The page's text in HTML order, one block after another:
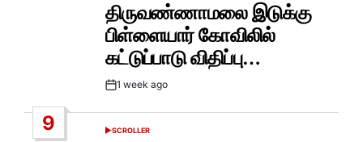
திருவண்ணாமலை இடுக்கு
பிள்ளையார் கோவிலில்
கட்டுப்பாடு விதிப்பு…
Post1 week ago
9
POSTED
SCROLLER